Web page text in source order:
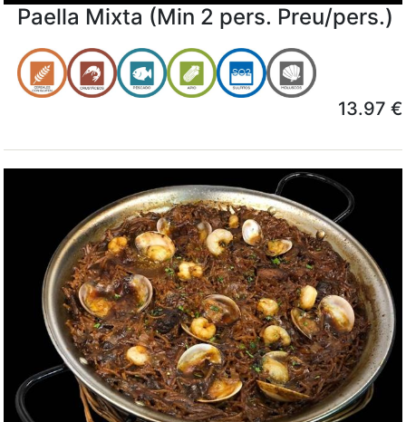
Paella Mixta (Min 2 pers. Preu/pers.)
13.97 €